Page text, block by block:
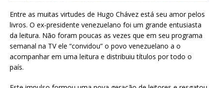
Entre as muitas virtudes de Hugo Chávez está seu amor pelos
livros. O ex-presidente venezuelano foi um grande entusiasta
da leitura. Não foram poucas as vezes que em seu programa
semanal na TV ele “convidou” o povo venezuelano a o
acompanhar em uma leitura e distribuiu títulos por todo o
país.